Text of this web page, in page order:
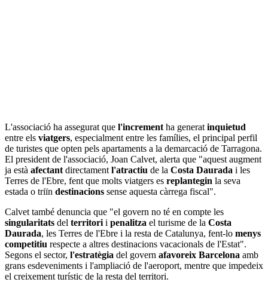
L'associació ha assegurat que l'increment ha generat inquietud
entre els viatgers, especialment entre les famílies, el principal perfil
de turistes que opten pels apartaments a la demarcació de Tarragona.
El president de l'associació, Joan Calvet, alerta que "aquest augment
ja està afectant directament l'atractiu de la Costa Daurada i les
Terres de l'Ebre, fent que molts viatgers es replantegin la seva
estada o triïn destinacions sense aquesta càrrega fiscal".
Calvet també denuncia que "el govern no té en compte les
singularitats del territori i penalitza el turisme de la Costa
Daurada, les Terres de l'Ebre i la resta de Catalunya, fent-lo menys
competitiu respecte a altres destinacions vacacionals de l'Estat".
Segons el sector, l'estratègia del govern afavoreix Barcelona amb
grans esdeveniments i l'ampliació de l'aeroport, mentre que impedeix
el creixement turístic de la resta del territori.